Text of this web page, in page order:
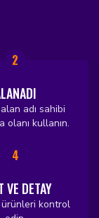
2
adı sahibi
olanı kullanın.
4
VE DETAY
ürünleri kontrol